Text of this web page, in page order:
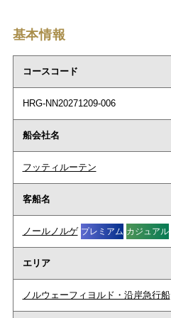
基本情報
コースコード
HRG-NN20271209-006
船会社名
フッティルーテン
客船名
ノールノルゲ プレミアム カジュアル
エリア
ノルウェーフィヨルド・沿岸急行船